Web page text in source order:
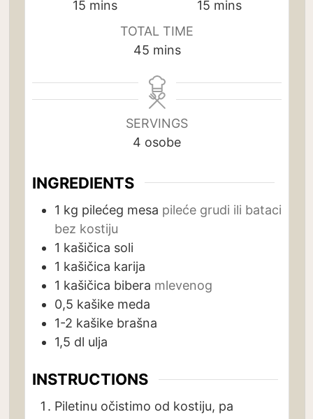
15minutes
mins
15 minutes
mins
TOTAL TIME
45minutes
mins
SERVINGS
4 osobe
INGREDIENTS
1 kg pilećeg mesa pileće grudi ili bataci
bez kostiju
1 kašičica soli
1 kašičica karija
1 kašičica bibera mlevenog
0,5 kašike meda
1-2 kašike brašna
1,5 dl ulja
INSTRUCTIONS
Piletinu očistimo od kostiju, pa